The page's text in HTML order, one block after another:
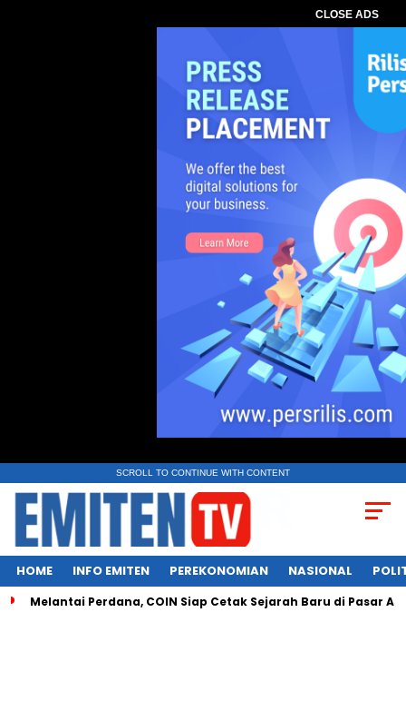
CLOSE ADS
SCROLL TO CONTINUE WITH CONTENT
HOME INFO EMITEN PEREKONOMIAN NASIONAL
Perdana, COIN Siap Cetak Sejarah Baru di Pasar Aset